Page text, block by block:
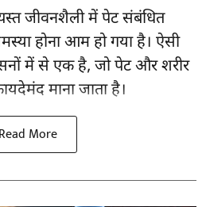
जीवनशैली में पेट संबंधित
होना आम हो गया है। ऐसी
में से एक है, जो पेट और शरीर
माना जाता है।
Read More